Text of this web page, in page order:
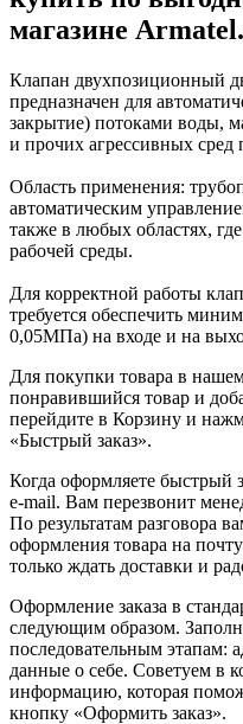
магазине
Клапан двухпозиционный
предназначен для
закрытие) потоками воды,
и прочих агрессивных
Область применения:
автоматическим
также в любых областях,
рабочей среды.
Для корректной работы
требуется обеспечить
0,05МПа) на входе и на
Для покупки товара в
понравившийся товар и
перейдите в Корзину и
«Быстрый заказ».
Когда оформляете
e-mail. Вам перезвонит
По результатам разговора
оформления товара на
только ждать доставки и
Оформление заказа в
следующим образом.
последовательным этапам:
данные о себе. Советуем в
информацию, которая
кнопку «Оформить заказ».